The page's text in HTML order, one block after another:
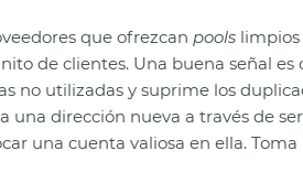
que ofrezcan pools limpios
de clientes. Una buena señal
no utilizadas y suprime los
una dirección nueva a través de
una cuenta valiosa en ella.